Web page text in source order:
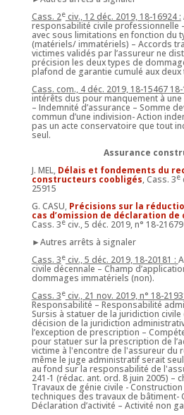
Cass. 2eciv., 12 déc. 2019, 18-16924 :
responsabilité civile professionnelle
avec sous limitations en fonction du
(matériels/ immatériels) – Accords
victimes validés par l’assureur ne
précision les deux types de
plafond de garantie cumulé aux
Cass. com., 4 déc. 2019, 18-15467
intérêts dus pour manquement à
– Indemnité d’assurance – Somme
commun d’une indivision- Action
pas un acte conservatoire que tout
seul.
Assurance
J. MEL, Délais et fondements du
constructeurs coobligés, Cass. 3e
25915
G. CASU, Précisions sur la
cas d’omission de déclaration
Cass. 3eciv., 5 déc. 2019, n° 18-
►Autres arrêts à signaler
Cass. 3eciv., 5 déc. 2019, 18-20181 :
civile décennale – Champ
dommages immatériels (non).
Cass. 3eciv., 21 nov. 2019, n° 18-
Responsabilité – Responsabilité
Sursis à statuer de la juridiction civile
décision de la juridiction
l’exception de prescription –
pour statuer sur la prescription de
victime à l'encontre de l'assureur du
même le juge administratif serait
au fond sur la responsabilité de
241-1 (rédac. ant. ord. 8 juin 2005) –
Travaux de génie civile -
techniques des travaux de bâtiment-
Déclaration d’activité – Activité non